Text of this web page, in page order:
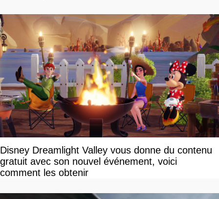
Disney Dreamlight Valley vous donne du contenu
gratuit avec son nouvel événement, voici
comment les obtenir